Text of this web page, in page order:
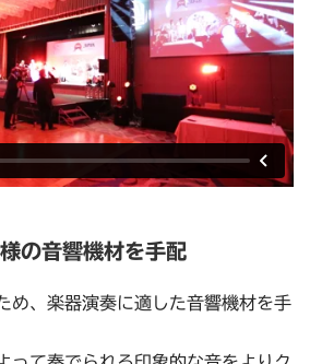
の音響機材を手配
め、楽器演奏に適した音響機材を手